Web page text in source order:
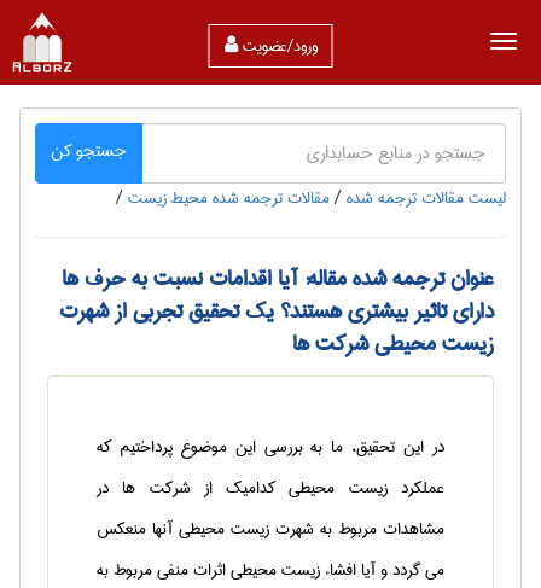
ورود/عضویت
جستجو کن
لیست مقالات ترجمه شده/مقالات ترجمه شده محيط زيست/
عنوان ترجمه شده مقاله: آیا اقدامات نسبت به حرف ها
دارای تاثیر بیشتری هستند؟ یک تحقیق تجربی از شهرت
زیست محیطی شرکت ها
در این تحقیق، ما به بررسی این موضوع پرداختیم که
عملکرد زیست محیطی کدامیک از شرکت ها در
مشاهدات مربوط به شهرت زیست محیطی آنها منعکس
می گردد و آیا افشاء زیست محیطی اثرات منفی مربوط به